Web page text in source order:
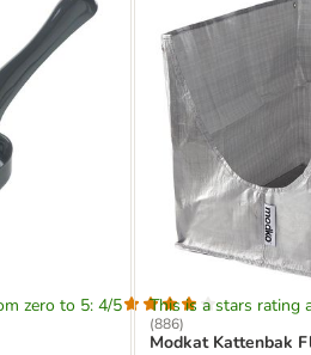
zero to 5: 4/5 This is a stars rating
(886)
Modkat Kattenbak